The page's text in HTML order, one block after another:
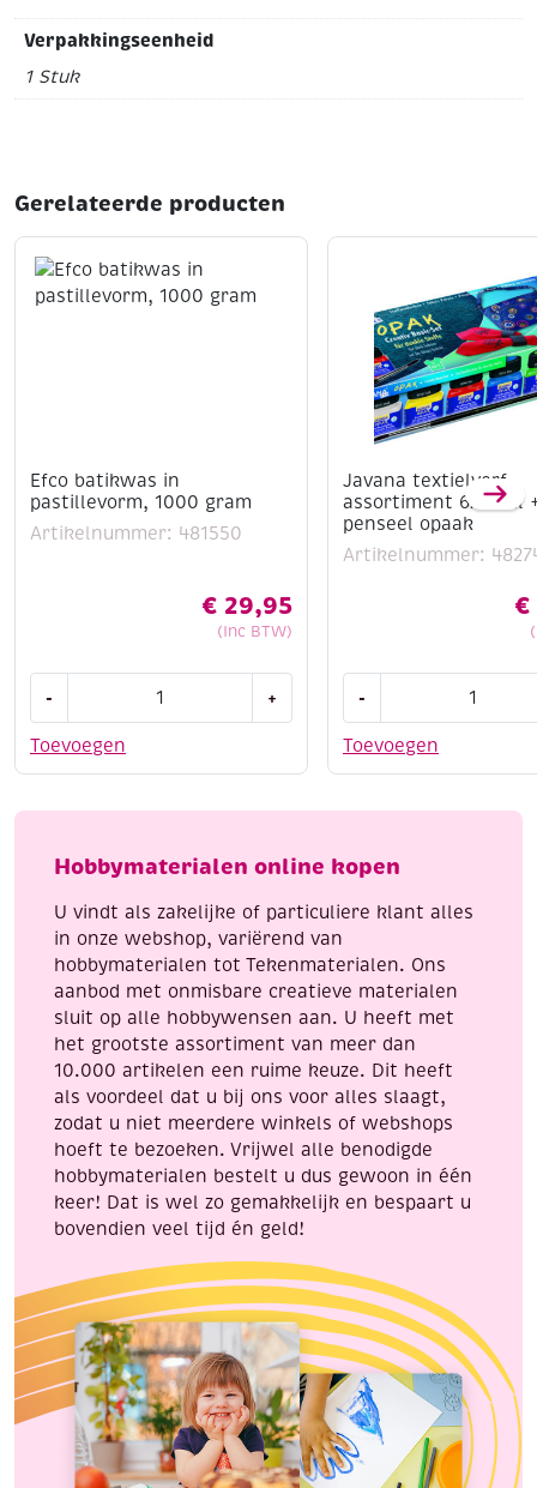
Verpakkingseenheid
1 Stuk
Gerelateerde producten
Efco batikwas in
pastillevorm, 1000 gram
Artikelnummer: 481550
€ 29,95
(Inc BTW)
Toevoegen
-
in
gram
+
Javana textielverf
assortiment 6x20ml
penseel opaak
Artikelnummer:
€
Toevoegen
-
assortiment
penseel
aantal
Hobbymaterialen online kopen
U vindt als zakelijke of particuliere klant alles
in onze webshop, variërend van
hobbymaterialen tot Tekenmaterialen. Ons
aanbod met onmisbare creatieve materialen
sluit op alle hobbywensen aan. U heeft met
het grootste assortiment van meer dan
10.000 artikelen een ruime keuze. Dit heeft
als voordeel dat u bij ons voor alles slaagt,
zodat u niet meerdere winkels of webshops
hoeft te bezoeken. Vrijwel alle benodigde
hobbymaterialen bestelt u dus gewoon in één
keer! Dat is wel zo gemakkelijk en bespaart u
bovendien veel tijd én geld!